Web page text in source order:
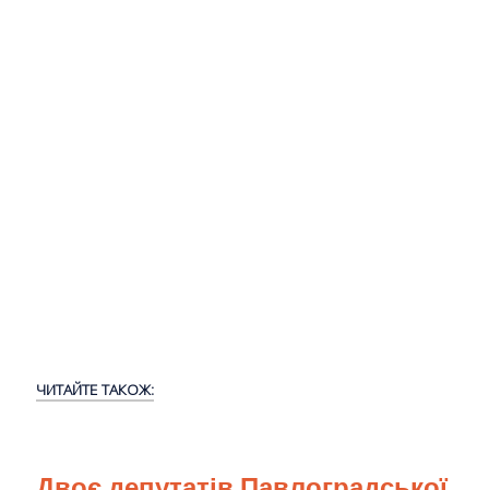
ЧИТАЙТЕ ТАКОЖ: